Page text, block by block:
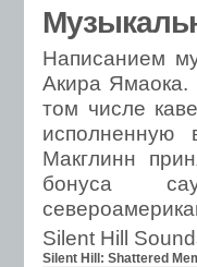
Написанием
Акира Ямаока.
том числе
исполненную
Макглинн
бонуса
Silent Hill
Silent Hill: Shattered